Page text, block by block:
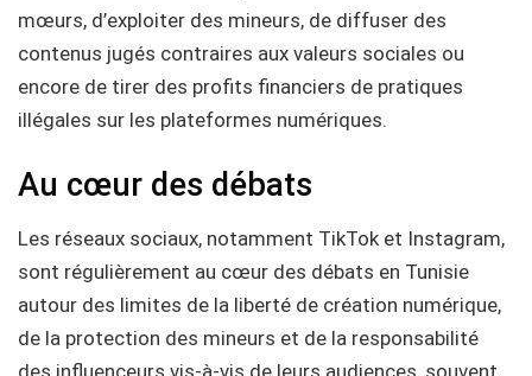
mœurs, d’exploiter des mineurs, de diffuser des
contenus jugés contraires aux valeurs sociales ou
encore de tirer des profits financiers de pratiques
illégales sur les plateformes numériques.
Au cœur des débats
Les réseaux sociaux, notamment TikTok et Instagram,
sont régulièrement au cœur des débats en Tunisie
autour des limites de la liberté de création numérique,
de la protection des mineurs et de la responsabilité